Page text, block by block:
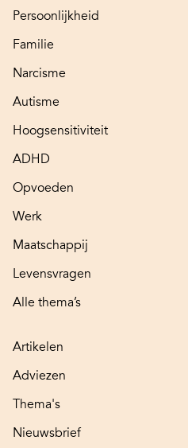
Persoonlijkheid
Familie
Narcisme
Autisme
Hoogsensitiviteit
ADHD
Opvoeden
Werk
Maatschappij
Levensvragen
Alle thema’s
Artikelen
Adviezen
Thema's
Nieuwsbrief